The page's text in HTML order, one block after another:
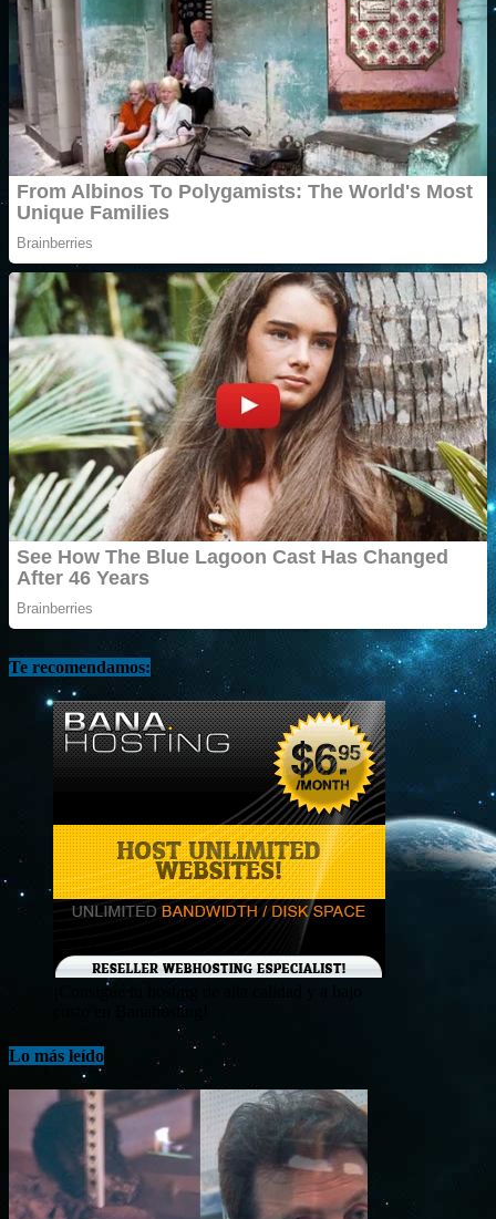
Te recomendamos:
¡Consigue tu hosting de alta calidad y a bajo
costo en Banahosting!
Lo más leído